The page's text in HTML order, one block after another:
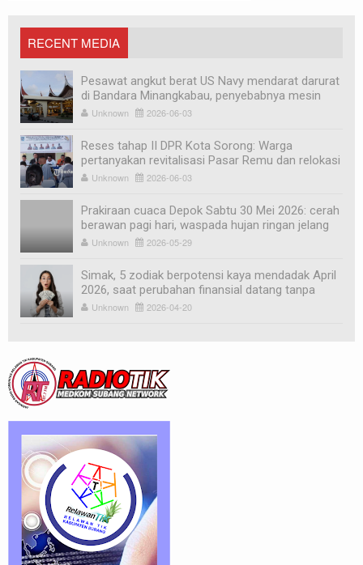
RECENT MEDIA
Pesawat angkut berat US Navy mendarat darurat
di Bandara Minangkabau, penyebabnya mesin
matiUnknown 2026-06-03
Reses tahap II DPR Kota Sorong: Warga
pertanyakan revitalisasi Pasar Remu dan relokasi
pedagang
Unknown 2026-06-03
Prakiraan cuaca Depok Sabtu 30 Mei 2026: cerah
berawan pagi hari, waspada hujan ringan jelang
soreUnknown 2026-05-29
Simak, 5 zodiak berpotensi kaya mendadak April
2026, saat perubahan finansial datang tanpa
diduga
Unknown 2026-04-20